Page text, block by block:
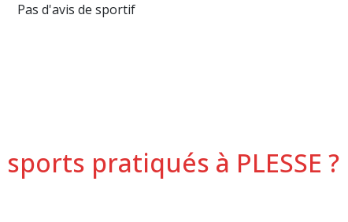
Pas d'avis de sportif
pratiqués à PLESSE ?